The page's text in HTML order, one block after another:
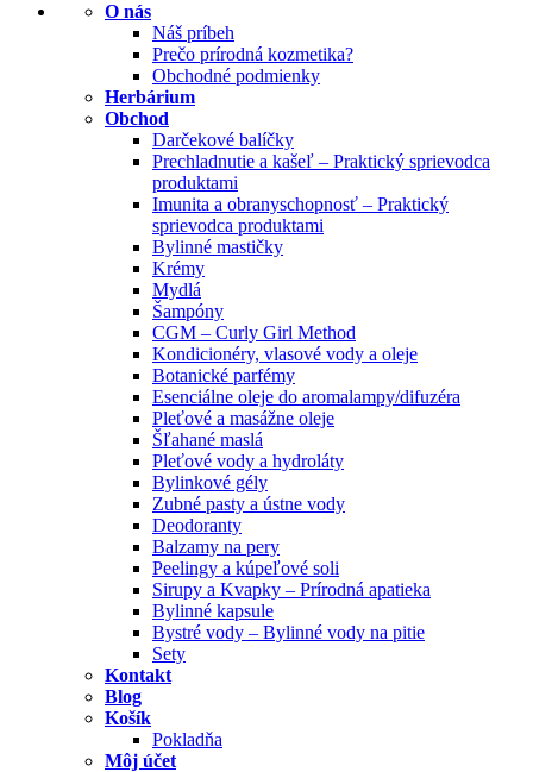
O nás
Náš príbeh
Prečo prírodná kozmetika?
Obchodné podmienky
Herbárium
Obchod
Darčekové balíčky
Prechladnutie a kašeľ – Praktický sprievodca
produktami
Imunita a obranyschopnosť – Praktický
sprievodca produktami
Bylinné mastičky
Krémy
Mydlá
Šampóny
CGM – Curly Girl Method
Kondicionéry, vlasové vody a oleje
Botanické parfémy
Esenciálne oleje do aromalampy/difuzéra
Pleťové a masážne oleje
Šľahané maslá
Pleťové vody a hydroláty
Bylinkové gély
Zubné pasty a ústne vody
Deodoranty
Balzamy na pery
Peelingy a kúpeľové soli
Sirupy a Kvapky – Prírodná apatieka
Bylinné kapsule
Bystré vody – Bylinné vody na pitie
Sety
Kontakt
Blog
Košík
Pokladňa
Môj účet